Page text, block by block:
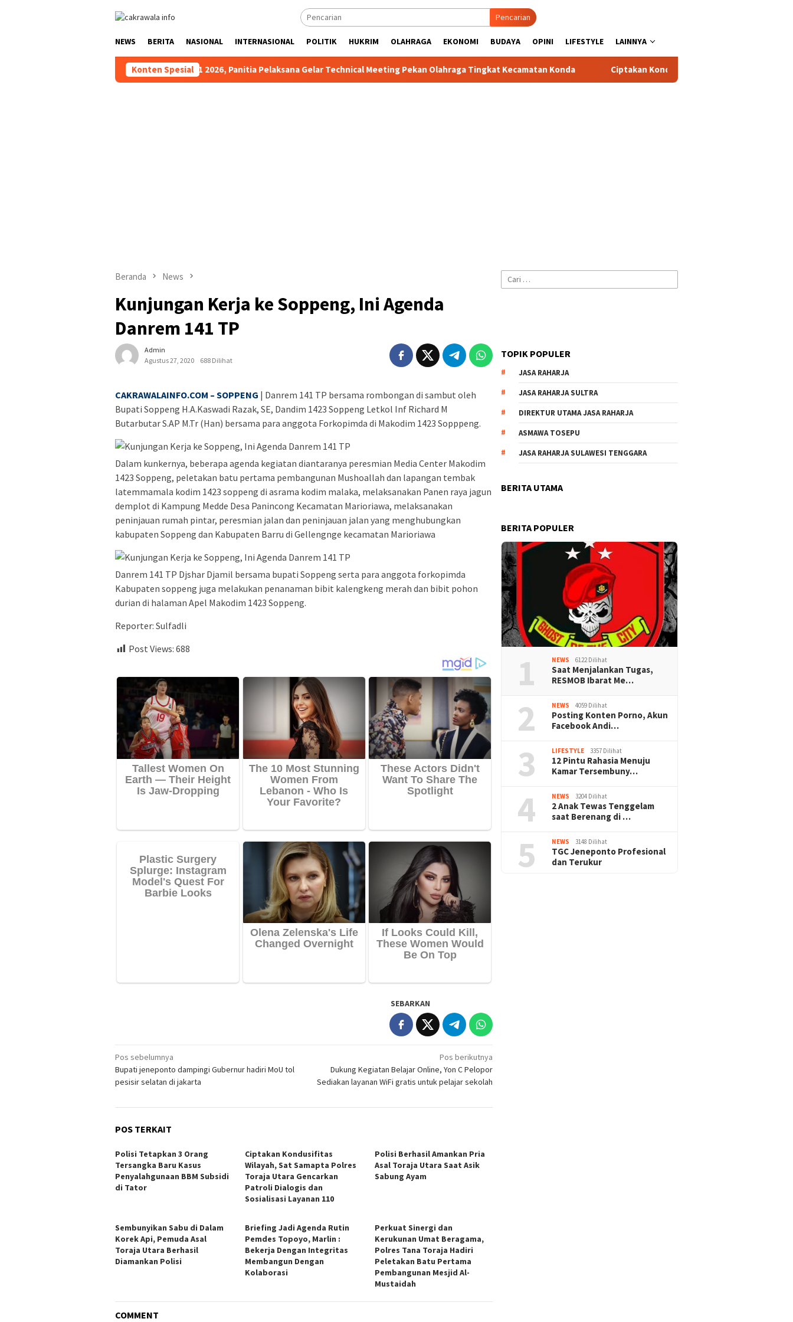
Pencarian
NEWS BERITA NASIONAL INTERNASIONAL POLITIK HUKRIM OLAHRAGA EKONOMI BUDAYA OPINI LIFESTYLE LAINNYA
Konten Spesial
Jelang HUT RI Ke-81 2026, Panitia Pelaksana Gelar Technical Meeting Pekan Olahraga Tingkat Kecamatan Konda Ciptakan Kondusifitas Wilayah, Sat Samapta Polres
Beranda News
Kunjungan Kerja ke Soppeng, Ini Agenda
Danrem 141 TP
Admin
Agustus 27, 2020
688 Dilihat
CAKRAWALAINFO.COM – SOPPENG | Danrem 141 TP bersama rombongan di sambut oleh
Bupati Soppeng H.A.Kaswadi Razak, SE, Dandim 1423 Soppeng Letkol Inf Richard M
Butarbutar S.AP M.Tr (Han) bersama para anggota Forkopimda di Makodim 1423 Sopppeng.
Dalam kunkernya, beberapa agenda kegiatan diantaranya peresmian Media Center Makodim
1423 Soppeng, peletakan batu pertama pembangunan Mushoallah dan lapangan tembak
latemmamala kodim 1423 soppeng di asrama kodim malaka, melaksanakan Panen raya jagun
demplot di Kampung Medde Desa Panincong Kecamatan Marioriawa, melaksanakan
peninjauan rumah pintar, peresmian jalan dan peninjauan jalan yang menghubungkan
kabupaten Soppeng dan Kabupaten Barru di Gellengnge kecamatan Marioriawa
Danrem 141 TP Djshar Djamil bersama bupati Soppeng serta para anggota forkopimda
Kabupaten soppeng juga melakukan penanaman bibit kalengkeng merah dan bibit pohon
durian di halaman Apel Makodim 1423 Soppeng.
Reporter: Sulfadli
Post Views: 688
SEBARKAN
Navigasi
pos
Pos sebelumnya
Bupati jeneponto dampingi Gubernur hadiri MoU tol
pesisir selatan di jakarta
Pos berikutnya
Dukung Kegiatan Belajar Online, Yon C Pelopor
Sediakan layanan WiFi gratis untuk pelajar sekolah
POS TERKAIT
Polisi Tetapkan 3 Orang
Tersangka Baru Kasus
Penyalahgunaan BBM Subsidi
di Tator
Ciptakan Kondusifitas
Wilayah, Sat Samapta Polres
Toraja Utara Gencarkan
Patroli Dialogis dan
Sosialisasi Layanan 110
Polisi Berhasil Amankan Pria
Asal Toraja Utara Saat Asik
Sabung Ayam
Sembunyikan Sabu di Dalam
Korek Api, Pemuda Asal
Toraja Utara Berhasil
Diamankan Polisi
Briefing Jadi Agenda Rutin
Pemdes Topoyo, Marlin :
Bekerja Dengan Integritas
Membangun Dengan
Kolaborasi
Perkuat Sinergi dan
Kerukunan Umat Beragama,
Polres Tana Toraja Hadiri
Peletakan Batu Pertama
Pembangunan Mesjid Al-
Mustaidah
COMMENT
Cari
untuk:
TOPIK POPULER
JASA RAHARJA
JASA RAHARJA SULTRA
DIREKTUR UTAMA JASA RAHARJA
ASMAWA TOSEPU
JASA RAHARJA SULAWESI TENGGARA
BERITA UTAMA
BERITA POPULER
1 NEWS 6122 Dilihat
Saat Menjalankan Tugas,
RESMOB Ibarat Me…
2 NEWS 4059 Dilihat
Posting Konten Porno, Akun
Facebook Andi…
3 LIFESTYLE 3357 Dilihat
12 Pintu Rahasia Menuju
Kamar Tersembuny…
4 NEWS 3204 Dilihat
2 Anak Tewas Tenggelam
saat Berenang di …
5 NEWS 3148 Dilihat
TGC Jeneponto Profesional
dan Terukur